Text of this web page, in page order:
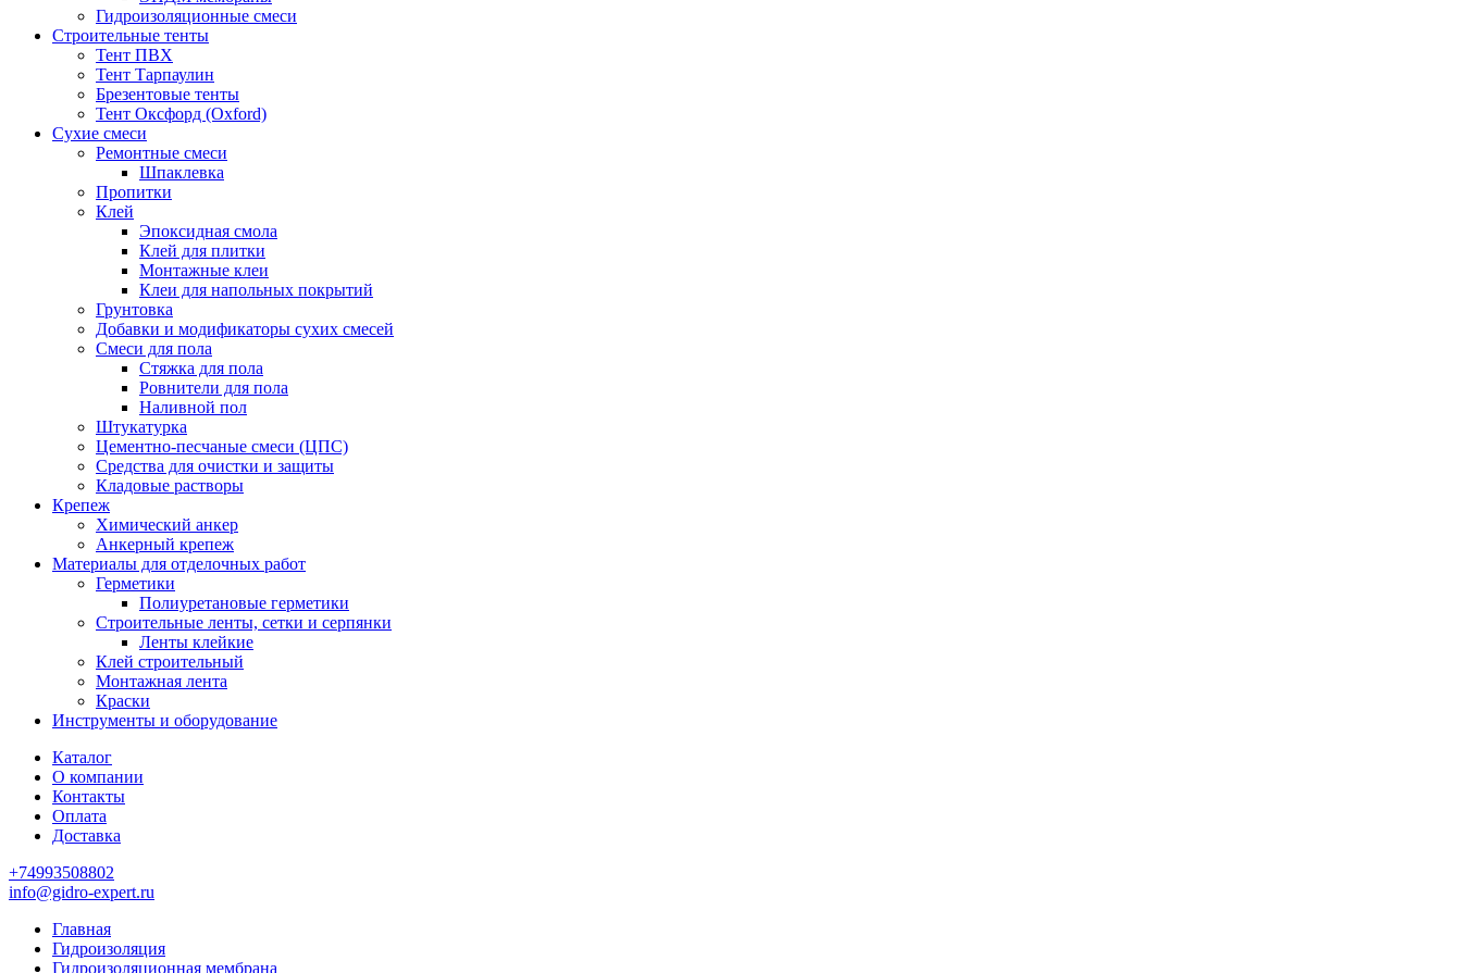
Гидроизоляционные смеси
Строительные тенты
Тент ПВХ
Тент Тарпаулин
Брезентовые тенты
Тент Оксфорд (Oxford)
Сухие смеси
Ремонтные смеси
Шпаклевка
Пропитки
Клей
Эпоксидная смола
Клей для плитки
Монтажные клеи
Клеи для напольных покрытий
Грунтовка
Добавки и модификаторы сухих смесей
Смеси для пола
Стяжка для пола
Ровнители для пола
Наливной пол
Штукатурка
Цементно-песчаные смеси (ЦПС)
Средства для очистки и защиты
Кладовые растворы
Крепеж
Химический анкер
Анкерный крепеж
Материалы для отделочных работ
Герметики
Полиуретановые герметики
Строительные ленты, сетки и серпянки
Ленты клейкие
Клей строительный
Монтажная лента
Краски
Инструменты и оборудование
Каталог
О компании
Контакты
Оплата
Доставка
+74993508802
info@gidro-expert.ru
Главная
Гидроизоляция
Гидроизоляционная мембрана